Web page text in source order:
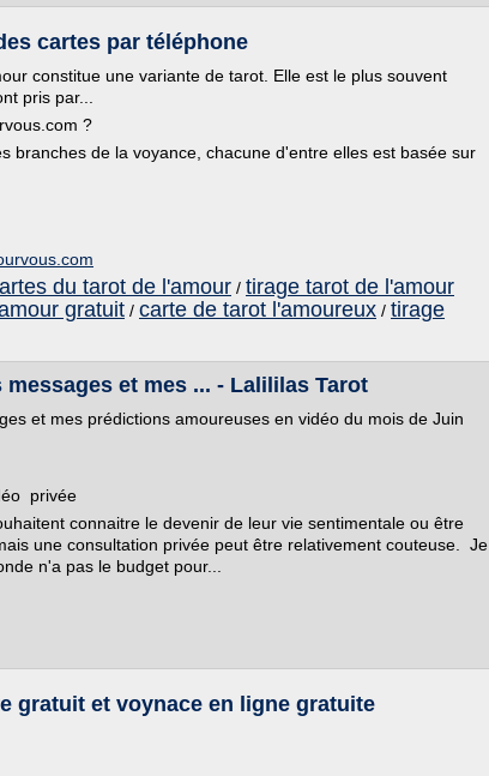
cartes par téléphone
constitue une variante de tarot. Elle est le plus souvent
pris par...
?
branches de la voyance, chacune d'entre elles est basée sur
du tarot de l'amour / tirage tarot de l'amour
gratuit / carte de tarot l'amoureux / tirage
et mes ... - Lalililas Tarot
et mes prédictions amoureuses en vidéo du mois de Juin
privée
connaitre le devenir de leur vie sentimentale ou être
une consultation privée peut être relativement couteuse. Je
n'a pas le budget pour...
gratuit et voynace en ligne gratuite